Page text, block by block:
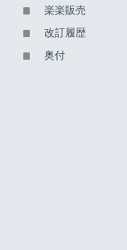
楽楽販売
改訂履歴
奥付